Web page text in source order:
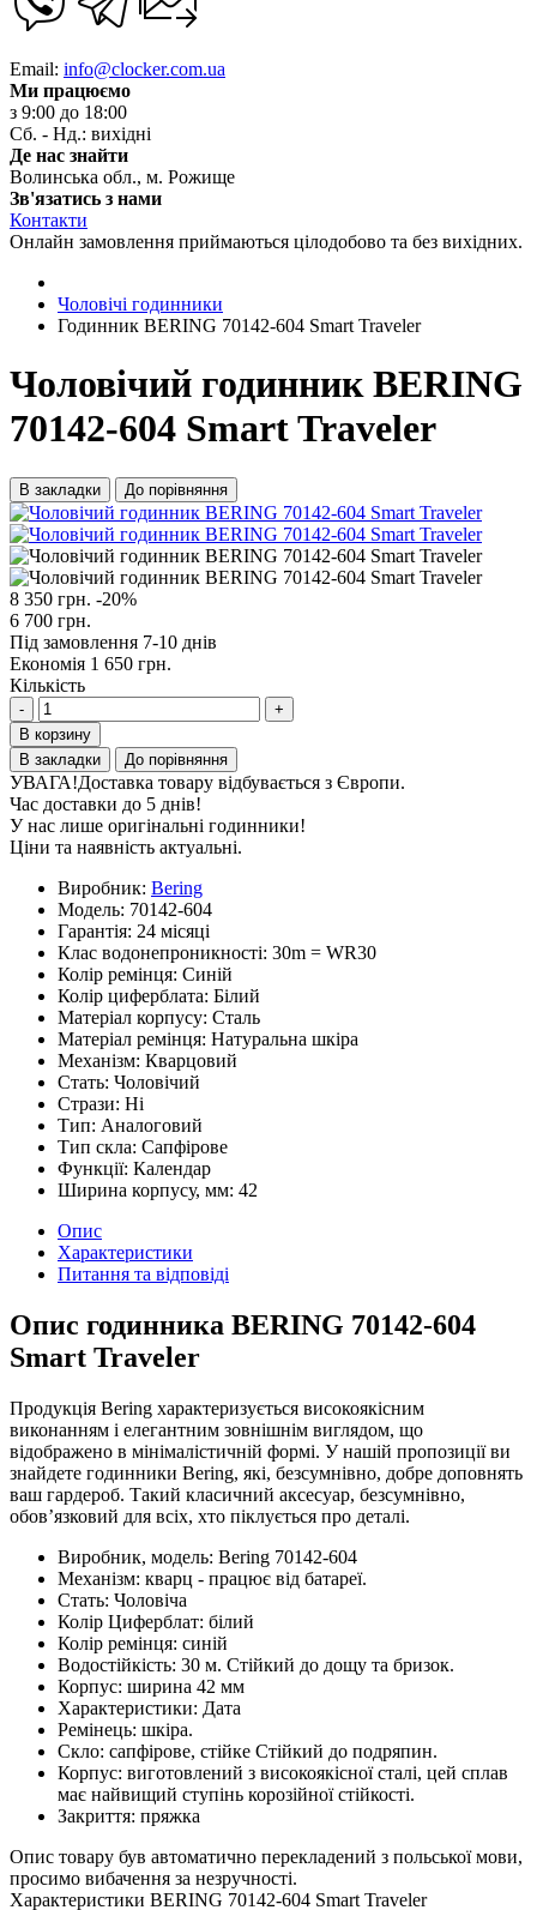
Email: info@clocker.com.ua
Ми працюємо
з 9:00 до 18:00
Сб. - Нд.: вихідні
Де нас знайти
Волинська обл., м. Рожище
Зв'язатись з нами
Контакти
Онлайн замовлення приймаються цілодобово та без вихідних.
Чоловічі годинники
Годинник BERING 70142-604 Smart Traveler
Чоловічий годинник BERING
70142-604 Smart Traveler
В закладки До порівняння
8 350 грн. -20%
6 700 грн.
Під замовлення 7-10 днів
Економія 1 650 грн.
Кількість
-
+
В корзину
В закладки
До порівняння
УВАГА!Доставка товару відбувається з Європи.
Час доставки до 5 днів!
У нас лише оригінальні годинники!
Ціни та наявність актуальні.
Виробник: Bering
Модель: 70142-604
Гарантія: 24 місяці
Клас водонепроникності: 30m = WR30
Колір ремінця: Синій
Колір циферблата: Білий
Матеріал корпусу: Сталь
Матеріал ремінця: Натуральна шкіра
Механізм: Кварцовий
Стать: Чоловічий
Стрази: Ні
Тип: Аналоговий
Тип скла: Сапфірове
Функції: Календар
Ширина корпусу, мм: 42
Опис
Характеристики
Питання та відповіді
Опис годинника BERING 70142-604
Smart Traveler
Продукція Bering характеризується високоякісним
виконанням і елегантним зовнішнім виглядом, що
відображено в мінімалістичній формі. У нашій пропозиції ви
знайдете годинники Bering, які, безсумнівно, добре доповнять
ваш гардероб. Такий класичний аксесуар, безсумнівно,
обов’язковий для всіх, хто піклується про деталі.
Виробник, модель: Bering 70142-604
Механізм: кварц - працює від батареї.
Стать: Чоловіча
Колір Циферблат: білий
Колір ремінця: синій
Водостійкість: 30 м. Стійкий до дощу та бризок.
Корпус: ширина 42 мм
Характеристики: Дата
Ремінець: шкіра.
Скло: сапфірове, стійке Стійкий до подряпин.
Корпус: виготовлений з високоякісної сталі, цей сплав
має найвищий ступінь корозійної стійкості.
Закриття: пряжка
Опис товару був автоматично перекладений з польської мови,
просимо вибачення за незручності.
Характеристики BERING 70142-604 Smart Traveler